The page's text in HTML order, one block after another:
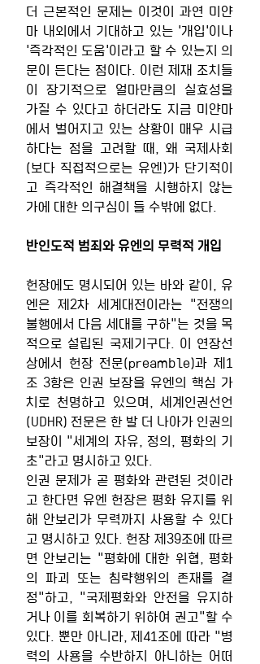
더 근본적인 문제는 이것이 과연 미얀
마 내외에서 기대하고 있는 '개입'이나
'즉각적인 도움'이라고 할 수 있는지 의
문이 든다는 점이다. 이런 제재 조치들
이 장기적으로 얼마만큼의 실효성을
가질 수 있다고 하더라도 지금 미얀마
에서 벌어지고 있는 상황이 매우 시급
하다는 점을 고려할 때, 왜 국제사회
(보다 직접적으로는 유엔)가 단기적이
고 즉각적인 해결책을 시행하지 않는
가에 대한 의구심이 들 수밖에 없다.
반인도적 범죄와 유엔의 무력적 개입
헌장에도 명시되어 있는 바와 같이, 유
엔은 제2차 세계대전이라는 "전쟁의
불행에서 다음 세대를 구하"는 것을 목
적으로 설립된 국제기구다. 이 연장선
상에서 헌장 전문(preamble)과 제1
조 3항은 인권 보장을 유엔의 핵심 가
치로 천명하고 있으며, 세계인권선언
(UDHR) 전문은 한 발 더 나아가 인권의
보장이 "세계의 자유, 정의, 평화의 기
초"라고 명시하고 있다.
인권 문제가 곧 평화와 관련된 것이라
고 한다면 유엔 헌장은 평화 유지를 위
해 안보리가 무력까지 사용할 수 있다
고 명시하고 있다. 헌장 제39조에 따르
면 안보리는 "평화에 대한 위협, 평화
의 파괴 또는 침략행위의 존재를 결
정"하고, "국제평화와 안전을 유지하
거나 이를 회복하기 위하여 권고"할 수
있다. 뿐만 아니라, 제41조에 따라 "병
력의 사용을 수반하지 아니하는 어떠